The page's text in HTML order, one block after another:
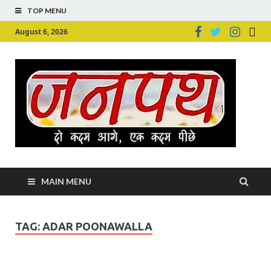
TOP MENU
August 6, 2026
MAIN MENU
TAG: ADAR POONAWALLA